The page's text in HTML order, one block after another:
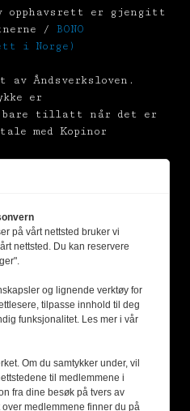
opphavsrett er gjengitt
/ BONO
i Norge)
Åndsverksloven.
er
bare tillatt når det er
med Kopinor
på vårt nettsted bruker vi
nettsted. Du kan reservere
og lignende verktøy for
tilpasse innhold til deg
funksjonalitet. Les mer i vår
Om du samtykker under, vil
til medlemmene i
fra dine besøk på tvers av
medlemmene finner du på